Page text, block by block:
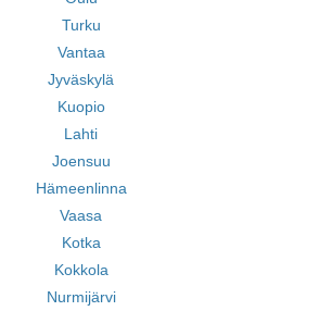
Turku
Vantaa
Jyväskylä
Kuopio
Lahti
Joensuu
Hämeenlinna
Vaasa
Kotka
Kokkola
Nurmijärvi